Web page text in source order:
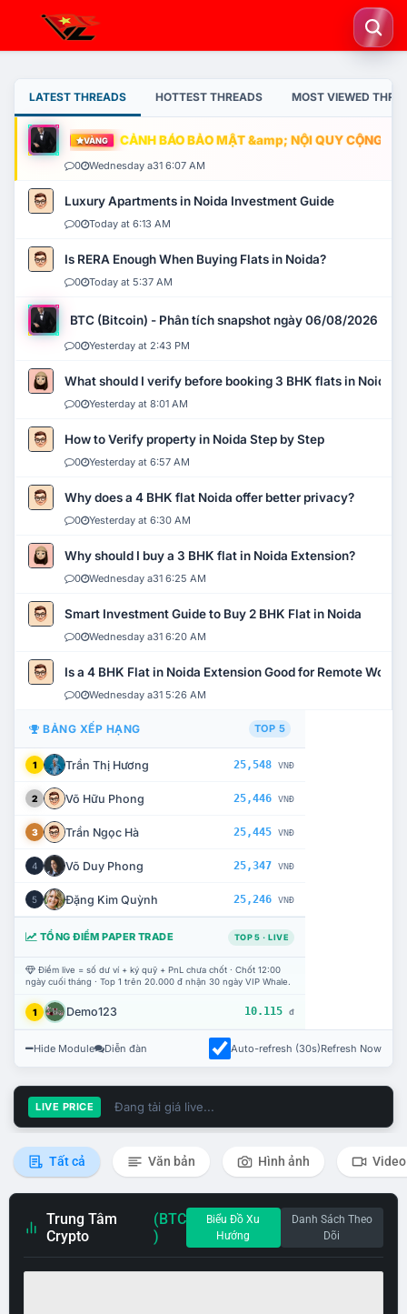
LATEST THREADS HOTTEST THREADS MOST VIEWED
VÀNG CẢNH BÁO BẢO MẬT &amp; NỘI QUY CỘNG
0 Wednesday a31 6:07 AM
Luxury Apartments in Noida Investment Guide
0 Today at 6:13 AM
Is RERA Enough When Buying Flats in Noida?
0 Today at 5:37 AM
BTC (Bitcoin) - Phân tích snapshot ngày 06/08/2026
0 Yesterday at 2:43 PM
What should I verify before booking 3 BHK flats in Noida?
0 Yesterday at 8:01 AM
How to Verify property in Noida Step by Step
0 Yesterday at 6:57 AM
Why does a 4 BHK flat Noida offer better privacy?
0 Yesterday at 6:30 AM
Why should I buy a 3 BHK flat in Noida Extension?
0 Wednesday a31 6:25 AM
Smart Investment Guide to Buy 2 BHK Flat in Noida
0 Wednesday a31 6:20 AM
Is a 4 BHK Flat in Noida Extension Good for Remote Work?
0 Wednesday a31 5:26 AM
BẢNG XẾP HẠNG TOP 5
1 Trần Thị Hương 25,548 VNĐ
2 Võ Hữu Phong 25,446 VNĐ
3 Trần Ngọc Hà 25,445 VNĐ
4 Võ Duy Phong 25,347 VNĐ
5 Đặng Kim Quỳnh 25,246 VNĐ
TỔNG ĐIỂM PAPER TRADE TOP 5 · LIVE
Điểm live = số dư ví + ký quỹ + PnL chưa chốt · Chốt 12:00
ngày cuối tháng · Top 1 trên 20.000 đ nhận 30 ngày VIP Whale.
1 Demo123 10.115 đ
Hide Module Diễn đàn Auto-refresh (30s)Refresh Now
LIVE PRICE Đang tải giá live...
Tất cả Văn bản Hình ảnh Video
Trung Tâm
Crypto
(BTC
)
Biểu Đồ Xu
Hướng
Danh Sách Theo
Dõi